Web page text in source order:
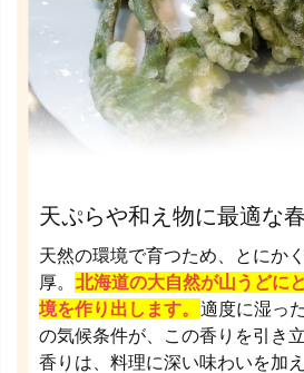
天ぷらや和え物に最適な
天然の環境で育つため、とにか
厚。 北海道の大自然が山うどに
境を作り出します。 適度に湿っ
の気候条件が、この香りを引き
香りは、料理に深い味わいを加